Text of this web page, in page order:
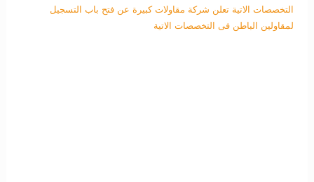
التخصصات الاتية تعلن شركة مقاولات كبيرة عن فتح باب التسجيل
لمقاولين الباطن فى التخصصات الاتية